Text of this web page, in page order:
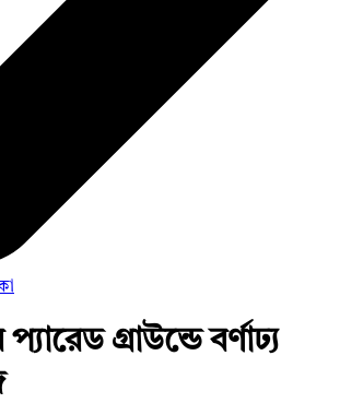
গ্রাউন্ডে বর্ণাঢ্য